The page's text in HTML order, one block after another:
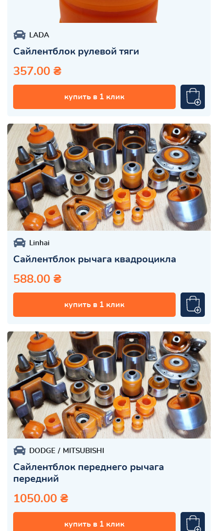
LADA
Сайлентблок рулевой тяги
357.00 ₴
купить в 1 клик
Linhai
Сайлентблок рычага квадроцикла
588.00 ₴
купить в 1 клик
DODGE MITSUBISHI
Сайлентблок переднего рычага
передний
1050.00 ₴
купить в 1 клик